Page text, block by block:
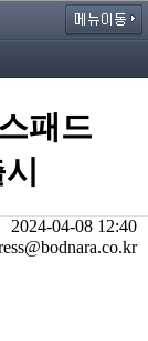
패드
2024-04-08 12:40